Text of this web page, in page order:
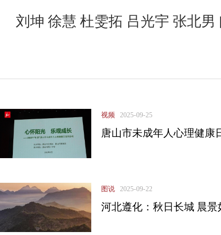
刘坤 徐慧 杜雯拓 吕光宇 张北男
视频 2025-09-25
唐山市未成年人心理健康
图说 2025-09-22
河北遵化：秋日长城 晨景